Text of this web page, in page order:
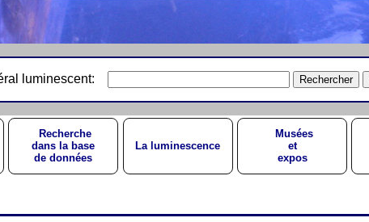
luminescent:
Recherche
dans la base
de données
La luminescence
Musées
et
expos